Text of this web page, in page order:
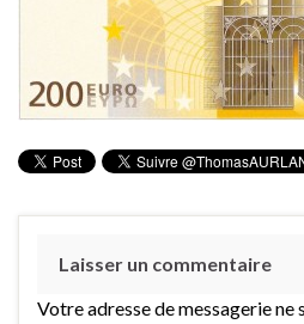
Laisser un commentaire
Votre adresse de messagerie ne